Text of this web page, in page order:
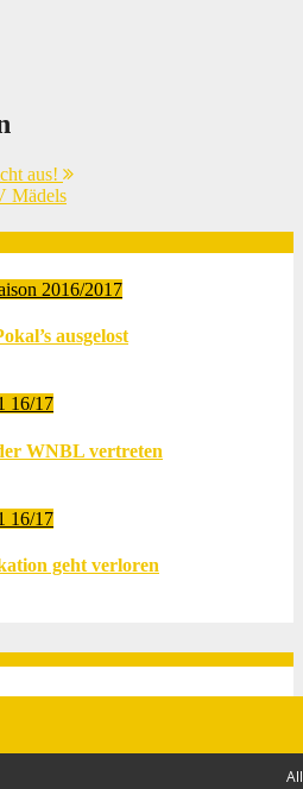
aus!
Mädels
2016/2017
ausgelost
16/17
WNBL vertreten
16/17
geht verloren